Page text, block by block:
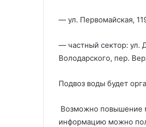
— ул. Первомайская,
— частный сектор: ул.
Володарского, пер.
Подвоз воды будет
Возможно повышение
информацию можно